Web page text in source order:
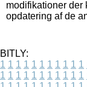
modifikationer
opdatering af de
BITLY:
1 1 1 1 1 1 1 1 1 1 1
1 1 1 1 1 1 1 1 1 1 1